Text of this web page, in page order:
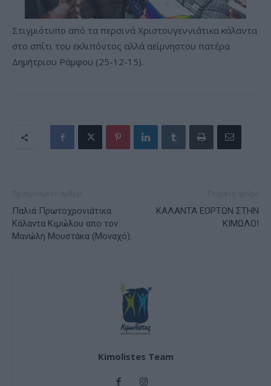
Στιγμιότυπο από τα περσινά Χριστουγεννιάτικα κάλαντα
στο σπίτι του εκλιπόντος αλλά αείμνηστου πατέρα
Δημήτριου Ράμφου (25-12-15).
Παλιά Πρωτοχρονιάτικα
Κάλαντα Κιμώλου απο τον
Μανώλη Μουστάκα (Μοναχό).
ΚΑΛΑΝΤΑ ΕΟΡΤΩΝ ΣΤΗΝ
ΚΙΜΩΛΟ!
Kimolistes Team